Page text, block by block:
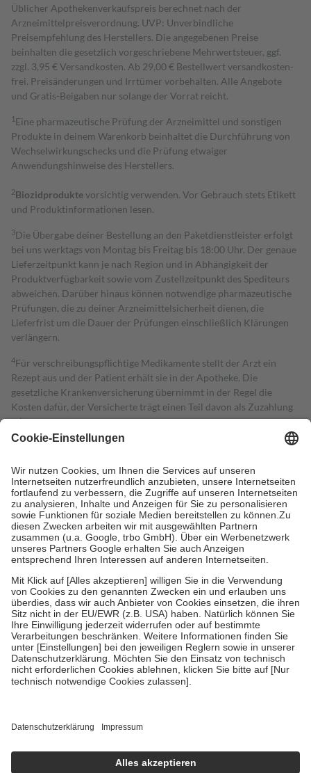
Üblicher Apothekenverkaufspreis berechnet nach der
Arzneimittelpreisverordnung. UVP: Unverbindliche
Preisempfehlung des Herstellers. Die angegebenen Preise
beinhalten die gesetzlich vorgeschriebene Mehrwertsteuer, ggf.
zzgl. 3,95 € Versandkosten. Ab 29,00 € Bestell­wert versand­kosten­
frei. Preisänderungen und Irrtümer vorbehalten. Alle Angebote
und Gratis-Beigaben nur solange der Vorrat reicht.
1 Eine pharmazeutische Prüfung der Arzneimittel und sonstigen
Produkte in deinem Warenkorb beinhaltet die Durchführung von
Wechselwirkungschecks und die Prüfung etwaiger
Anwendungshinweise des Herstellers.
2Biozidproduktevorsichtig verwenden. Vor Gebrauch stets Etikett
und Produktinformationen lesen.
3Die Übergabe deiner Bestellung an den Paketdienstleister erfolgt
bei uns werktags von Montag bis Freitag bis 18:00 Uhr. Der genaue
Lieferzeitpunkt kann je nach Region und in Abhängigkeit der
Produktverfügbarkeit sowie vom Zustellzeitpunkt des Spediteurs
abweichen. Darüber hinaus können notwendige pharmazeutische
Prüfungen, die zu deiner Arzneimittelsicherheit dienen, die
Lieferfrist um die Dauer der Prüfungen einschließlich Klärungen
verlängern.
4Für verschreibungspflichtige Medikamente stellt der Arzt ein
Rezept aus und der Patient erhält sie in der Apotheke. Die
gesetzliche Krankenversicherung übernimmt in der Regel die
Kosten dafür, der Versicherte trägt einen Teil davon als Zuzahlung
mit.
Grundsätzlich leisten Mitglieder Zuzahlungen in Höhe von zehn
höchstens zehn Euro.
Es sind jedoch nie mehr als die tatsächlichen
Kosten der Leistung zu entrichten.
Diese Regeln gelten grundsätzlich auch für Online-Apotheken.
Bei Heilmitteln und häuslicher Krankenpflege beträgt die
Zuzahlung zehn Prozent der Kosten sowie zehn Euro je
Verordnung.
Um das Engagement der Versicherten für ihre eigene Gesundheit zu
stärken und die besondere Stellung der Familie zu unterstützen,
fallenkeine Zuzahlungenan bei:
• Kindern und Jugendlichen bis zum vollendeten 18. Lebensjahr
mit Ausnahme der Fahrkosten
• Untersuchungen zur Vorsorge und Früherkennung, die von der
GKV getragen werden
• empfohlenen Schutzimpfungen
• Harn- und Blutteststreifen
getroffen, um sicherzustellen, dass es sich um echte Bewertungen
https://help.etrusted.com/hc/de/articles/4419944605341